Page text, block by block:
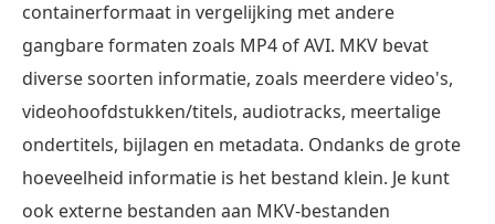
DVD
naar
MKV
rippen
met
MakeMKV
Deel
containerformaat in vergelijking met andere
gangbare formaten zoals MP4 of AVI. MKV bevat
diverse soorten informatie, zoals meerdere video's,
videohoofdstukken/titels, audiotracks, meertalige
ondertitels, bijlagen en metadata. Ondanks de grote
hoeveelheid informatie is het bestand klein. Je kunt
ook externe bestanden aan MKV-bestanden